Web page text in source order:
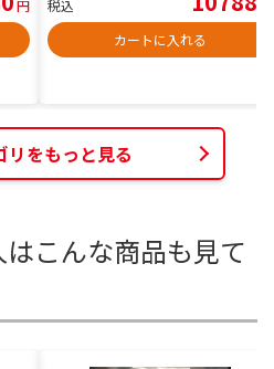
円
税込
カートに入れる
リをもっと見る
こんな商品も見て